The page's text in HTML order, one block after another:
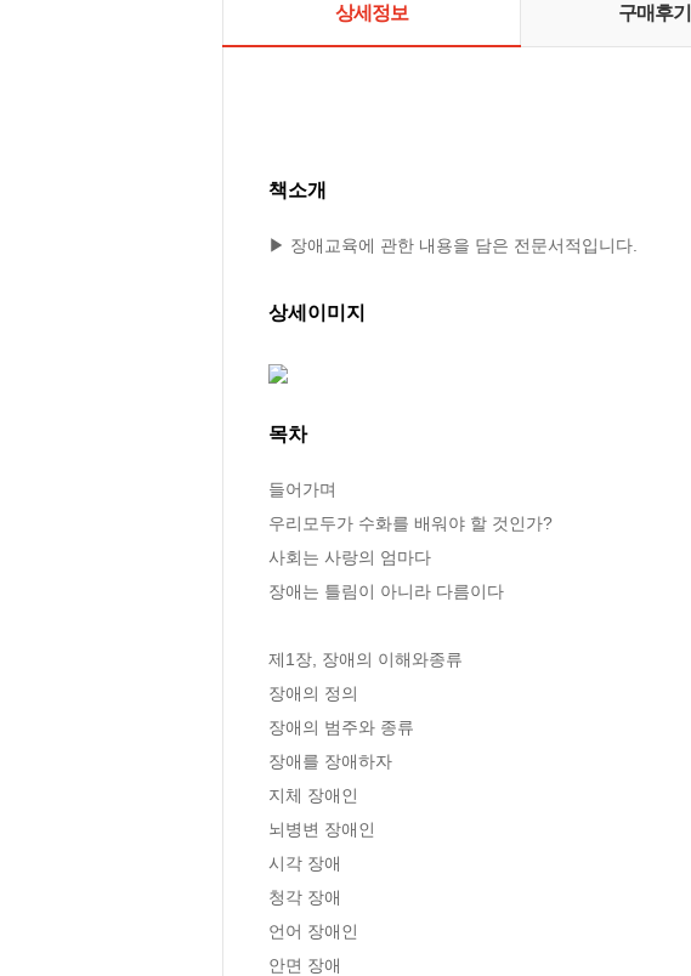
상세정보 구매후기
책소개
▶ 장애교육에 관한 내용을 담은 전문서적입니다.
상세이미지
목차
들어가며
우리모두가 수화를 배워야 할 것인가?
사회는 사랑의 엄마다
장애는 틀림이 아니라 다름이다
제1장, 장애의 이해와종류
장애의 정의
장애의 범주와 종류
장애를 장애하자
지체 장애인
뇌병변 장애인
시각 장애
청각 장애
언어 장애인
안면 장애